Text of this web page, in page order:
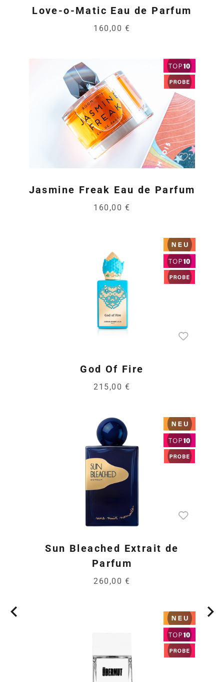
Love-o-Matic Eau de Parfum
160,00 €
Jasmine Freak Eau de Parfum
160,00 €
God Of Fire
215,00 €
Sun Bleached Extrait de
Parfum
260,00 €